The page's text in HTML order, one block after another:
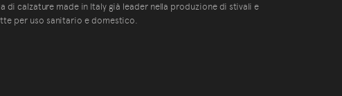
di calzature made in Italy già leader nella produzione di stivali e
per uso sanitario e domestico.